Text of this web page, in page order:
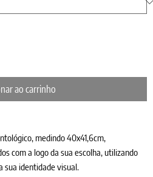
ao carrinho
medindo 40x41,6cm,
com a logo da sua escolha, utilizando
sua identidade visual.